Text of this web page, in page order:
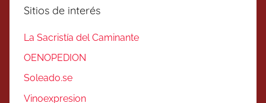
Sitios de interés
La Sacristía del Caminante
OENOPEDION
Soleado.se
Vinoexpresion